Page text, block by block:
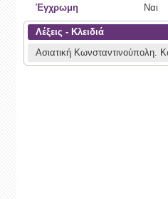
Έγχρωμη Ναι
Λέξεις - Κλειδιά
Ασιατική Κωνσταντινούπολη.